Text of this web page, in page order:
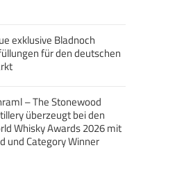
exklusive Bladnoch
für den deutschen
– The Stonewood
überzeugt bei den
Whisky Awards 2026 mit
und Category Winner